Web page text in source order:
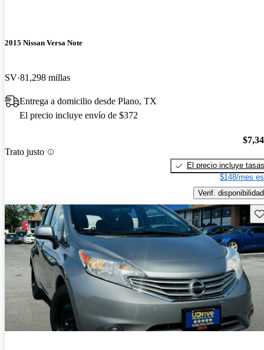
2015 Nissan Versa Note
SV 81,298 millas
Entrega a domicilio desde Plano, TX
El precio incluye envío de $372
Trato justo
El precio incluye tasas
$148/mes
Verif. disponibilidad